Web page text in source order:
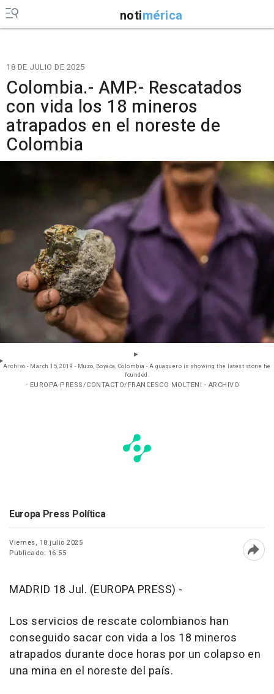
notimérica
18 DE JULIO DE 2025
Colombia.- AMP.- Rescatados
con vida los 18 mineros
atrapados en el noreste de
Colombia
Archivo - March 15, 2019 - Muzo, Boyaca, Colombia - A guaquero is showing the latest stone he
founded.
- EUROPA PRESS/CONTACTO/FRANCESCO MOLTENI - ARCHIVO
Europa Press Política
Viernes, 18 julio 2025
Publicado: 16:55
MADRID 18 Jul. (EUROPA PRESS) -
Los servicios de rescate colombianos han
conseguido sacar con vida a los 18 mineros
atrapados durante doce horas por un colapso en
una mina en el noreste del país.